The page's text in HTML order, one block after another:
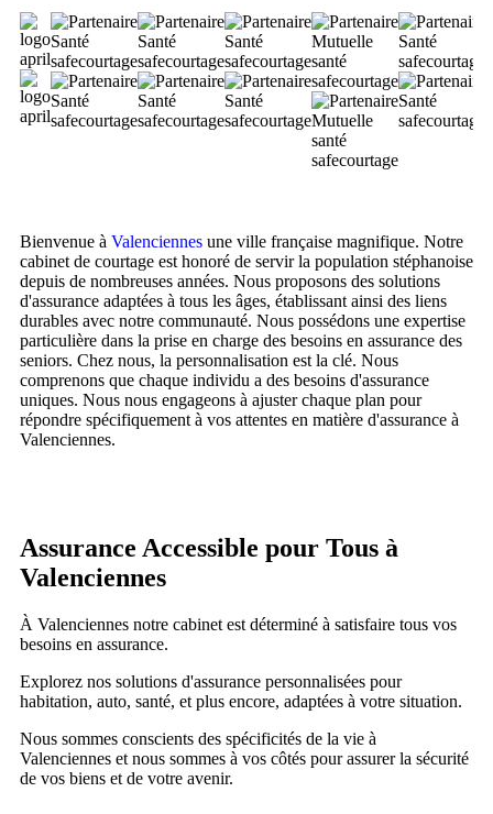
Bienvenue à Valenciennes une ville française magnifique. Notre
cabinet de courtage est honoré de servir la population stéphanoise
depuis de nombreuses années. Nous proposons des solutions
d'assurance adaptées à tous les âges, établissant ainsi des liens
durables avec notre communauté. Nous possédons une expertise
particulière dans la prise en charge des besoins en assurance des
seniors. Chez nous, la personnalisation est la clé. Nous
comprenons que chaque individu a des besoins d'assurance
uniques. Nous nous engageons à ajuster chaque plan pour
répondre spécifiquement à vos attentes en matière d'assurance à
Valenciennes.
Assurance Accessible pour Tous à
Valenciennes
À Valenciennes notre cabinet est déterminé à satisfaire tous vos
besoins en assurance.
Explorez nos solutions d'assurance personnalisées pour
habitation, auto, santé, et plus encore, adaptées à votre situation.
Nous sommes conscients des spécificités de la vie à
Valenciennes et nous sommes à vos côtés pour assurer la sécurité
de vos biens et de votre avenir.